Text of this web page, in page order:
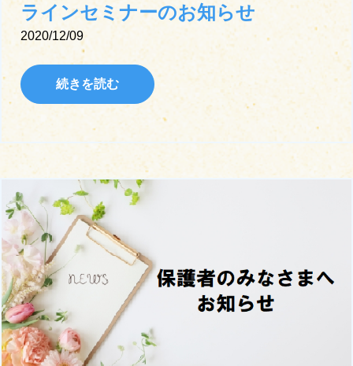
ラインセミナーのお知らせ
2020/12/09
続きを読む